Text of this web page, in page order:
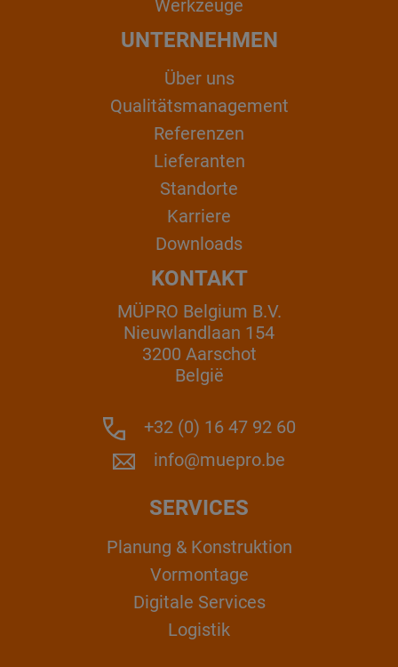
Werkzeuge
UNTERNEHMEN
Über uns
Qualitätsmanagement
Referenzen
Lieferanten
Standorte
Karriere
Downloads
KONTAKT
MÜPRO Belgium B.V.
Nieuwlandlaan 154
3200 Aarschot
België
+32 (0) 16 47 92 60
info@muepro.be
SERVICES
Planung & Konstruktion
Vormontage
Digitale Services
Logistik